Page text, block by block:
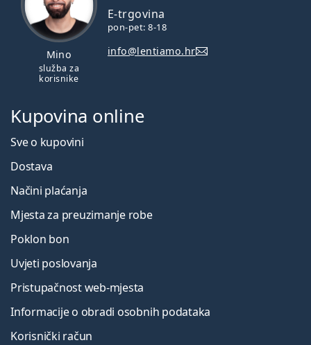
Mino
služba za
korisnike
E-trgovina
pon-pet: 8-18
info@lentiamo.hr
Kupovina online
Sve o kupovini
Dostava
Načini plaćanja
Mjesta za preuzimanje robe
Poklon bon
Uvjeti poslovanja
Pristupačnost web-mjesta
Informacije o obradi osobnih podataka
Korisnički račun